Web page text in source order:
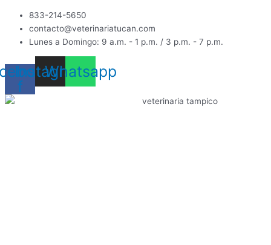
contenido
833-214-5650
contacto@veterinariatucan.com
Lunes a Domingo: 9 a.m. - 1 p.m. / 3 p.m. - 7 p.m.
f
Instagram
Whatsapp